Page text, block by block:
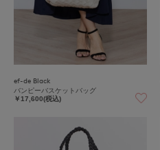
ef-de Black
バンピーバスケットバッグ
￥17,600(税込)